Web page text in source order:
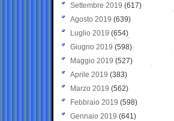
Settembre 2019 (617)
Agosto 2019 (639)
Luglio 2019 (654)
Giugno 2019 (598)
Maggio 2019 (527)
Aprile 2019 (383)
Marzo 2019 (562)
Febbraio 2019 (598)
Gennaio 2019 (641)